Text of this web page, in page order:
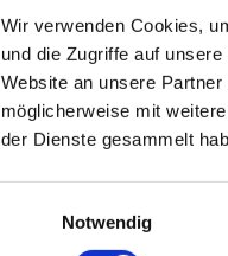
Wir verwenden Cookies,
und die Zugriffe auf
Website an unsere
möglicherweise mit
der Dienste gesammelt
Notwendig